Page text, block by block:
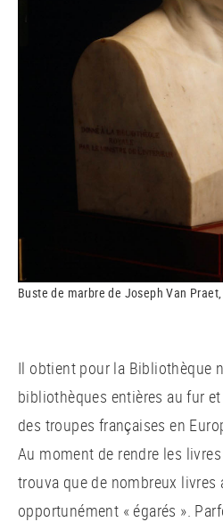
Buste de marbre de Joseph Van
Il obtient pour la Bibliothèque
bibliothèques entières au fur et
des troupes françaises en
Au moment de rendre les
trouva que de nombreux livres
opportunément « égarés ».